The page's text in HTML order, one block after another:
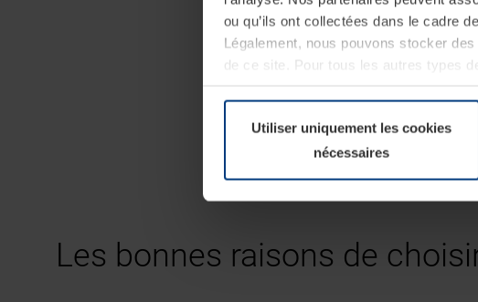
ou qu’ils ont collectées dans le cadre
Légalement, nous pouvons stocker
de ce site. Pour tous les autres types
révoquer votre consentement à tout
Utiliser uniquement les cookies
nécessaires
Les bonnes raisons de